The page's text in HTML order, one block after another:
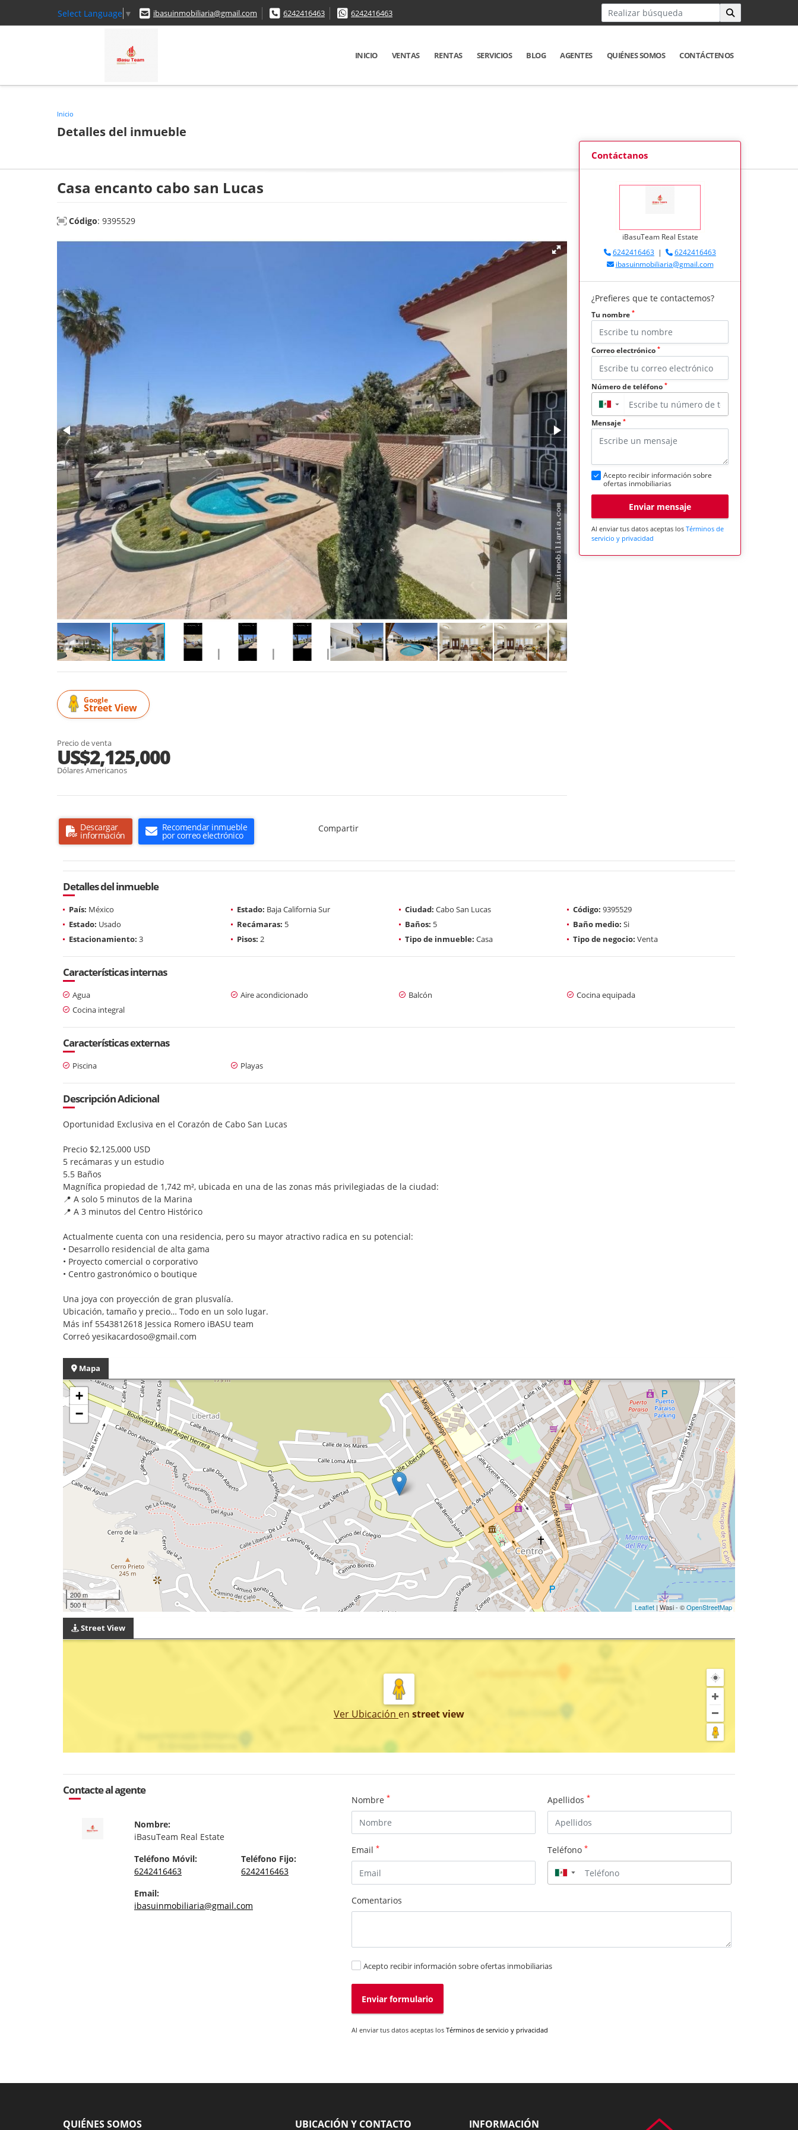
Select Language ▼ ibasuinmobiliaria@gmail.com 6242416463 6242416463
INICIO VENTAS RENTAS SERVICIOS BLOG AGENTES QUIÉNES SOMOS CONTÁCTENOS
Inicio
Detalles del inmueble
Casa encanto cabo san Lucas
Código: 9395529
Google
Street View
Precio de venta
US$2,125,000
Dólares Americanos
Descargar
información
Recomendar inmueble
por correo electrónico
Compartir
Contáctanos
iBasuTeam Real Estate
6242416463 |
6242416463
ibasuinmobiliaria@gmail.com
¿Prefieres que te contactemos?
Tu nombre *
Correo electrónico *
Número de teléfono *
▼
Mensaje *
Acepto recibir información sobre
ofertas inmobiliarias
Enviar mensaje
Al enviar tus datos aceptas los Términos de
servicio y privacidad
Detalles del inmueble
País: México Estado: Baja California Sur Ciudad: Cabo San Lucas Código: 9395529
Estado: Usado Recámaras: 5 Baños: 5 Baño medio: Si
Estacionamiento: 3 Pisos: 2 Tipo de inmueble: Casa Tipo de negocio: Venta
Características internas
Agua Aire acondicionado Balcón
Cocina equipada
Cocina integral
Características externas
Piscina Playas
Descripción Adicional
Oportunidad Exclusiva en el Corazón de Cabo San Lucas
Precio $2,125,000 USD
5 recámaras y un estudio
5.5 Baños
Magnífica propiedad de 1,742 m², ubicada en una de las zonas más privilegiadas de la ciudad:
📍 A solo 5 minutos de la Marina
📍 A 3 minutos del Centro Histórico
Actualmente cuenta con una residencia, pero su mayor atractivo radica en su potencial:
• Desarrollo residencial de alta gama
• Proyecto comercial o corporativo
• Centro gastronómico o boutique
Una joya con proyección de gran plusvalía.
Ubicación, tamaño y precio… Todo en un solo lugar.
Más inf 5543812618 Jessica Romero iBASU team
Correó yesikacardoso@gmail.com
Mapa
+
−
200 m
500 ft
Leaflet | Wasi - ©OpenStreetMap
Street View
Ver Ubicación en street view
Contacte al agente
Nombre:
iBasuTeam Real Estate
Teléfono Móvil:
6242416463
Teléfono Fijo:
6242416463
Email:
ibasuinmobiliaria@gmail.com
Nombre * Apellidos *
Email * Teléfono *
▼
Comentarios
Acepto recibir información sobre ofertas inmobiliarias
Enviar formulario
Al enviar tus datos aceptas los Términos de servicio y privacidad
QUIÉNES SOMOS UBICACIÓN Y CONTACTO INFORMACIÓN